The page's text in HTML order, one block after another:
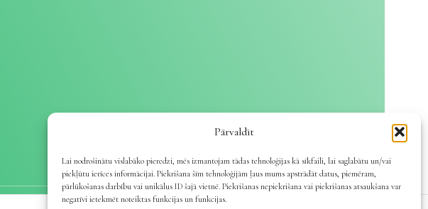
Pārvaldīt
Lai nodrošinātu vislabāko pieredzi, mēs izmantojam tādas tehnoloģijas kā sīkfaili, lai saglabātu un/vai
piekļūtu ierīces informācijai. Piekrišana šīm tehnoloģijām ļaus mums apstrādāt datus, piemēram,
pārlūkošanas darbību vai unikālus ID šajā vietnē. Piekrišanas nepiekrišana vai piekrišanas atsaukšana var
negatīvi ietekmēt noteiktas funkcijas un funkcijas.